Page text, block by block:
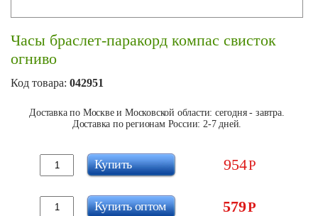
Часы браслет-паракорд компас свисток
огниво
Код товара: 042951
Доставка по Москве и Московской области: сегодня - завтра.
Доставка по регионам России: 2-7 дней.
954Р
Купить
579Р
Купить оптом